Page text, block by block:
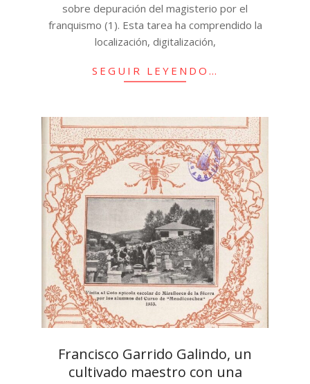
sobre depuración del magisterio por el
franquismo (1). Esta tarea ha comprendido la
localización, digitalización,
SEGUIR LEYENDO…
Francisco Garrido Galindo, un
cultivado maestro con una